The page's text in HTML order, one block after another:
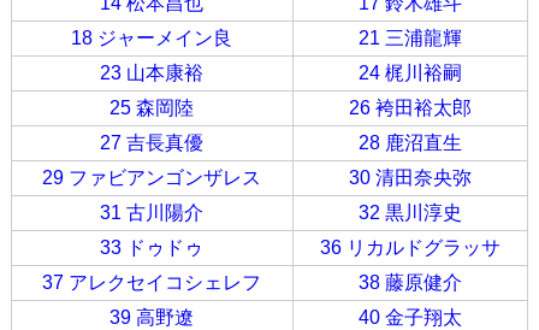
18 ジャーメイン良
21 三浦龍輝
23 山本康裕
24 梶川裕嗣
25 森岡陸
26 袴田裕太郎
27 吉長真優
28 鹿沼直生
29 ファビアンゴンザレス
30 清田奈央弥
31 古川陽介
32 黒川淳史
33 ドゥドゥ
36 リカルドグラッサ
37 アレクセイコシェレフ
38 藤原健介
39 高野遼
40 金子翔太